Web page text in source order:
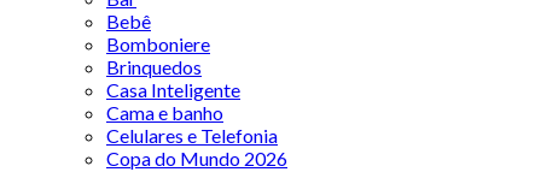
Bebê
Bomboniere
Brinquedos
Casa Inteligente
Cama e banho
Celulares e Telefonia
Copa do Mundo 2026